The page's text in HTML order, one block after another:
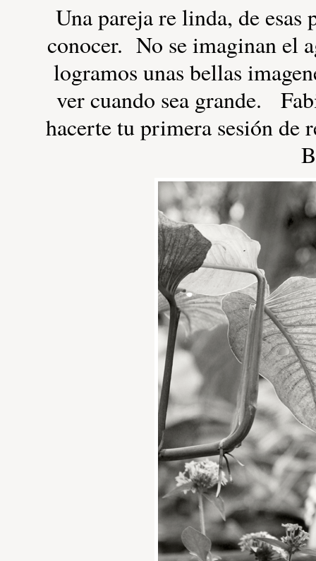
Una pareja re linda, de esas
conocer. No se imaginan el
logramos unas bellas
ver cuando sea grande.
hacerte tu primera sesión de